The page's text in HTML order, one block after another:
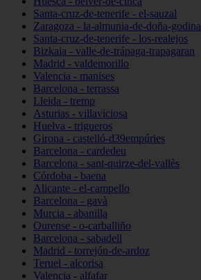
Santa-cruz-de-tenerife - el-sauzal
Zaragoza - la-almunia-de-doña-godina
Santa-cruz-de-tenerife - los-realejos
Bizkaia - valle-de-trápaga-trapagaran
Madrid - valdemorillo
Valencia - manises
Barcelona - terrassa
Lleida - tremp
Asturias - villaviciosa
Huelva - trigueros
Girona - castelló-d39empúries
Barcelona - cardedeu
Barcelona - sant-quirze-del-vallès
Córdoba - baena
Alicante - el-campello
Barcelona - gavà
Murcia - abanilla
Ourense - o-carballiño
Barcelona - sabadell
Madrid - torrejón-de-ardoz
Teruel - alcorisa
Valencia - alfafar